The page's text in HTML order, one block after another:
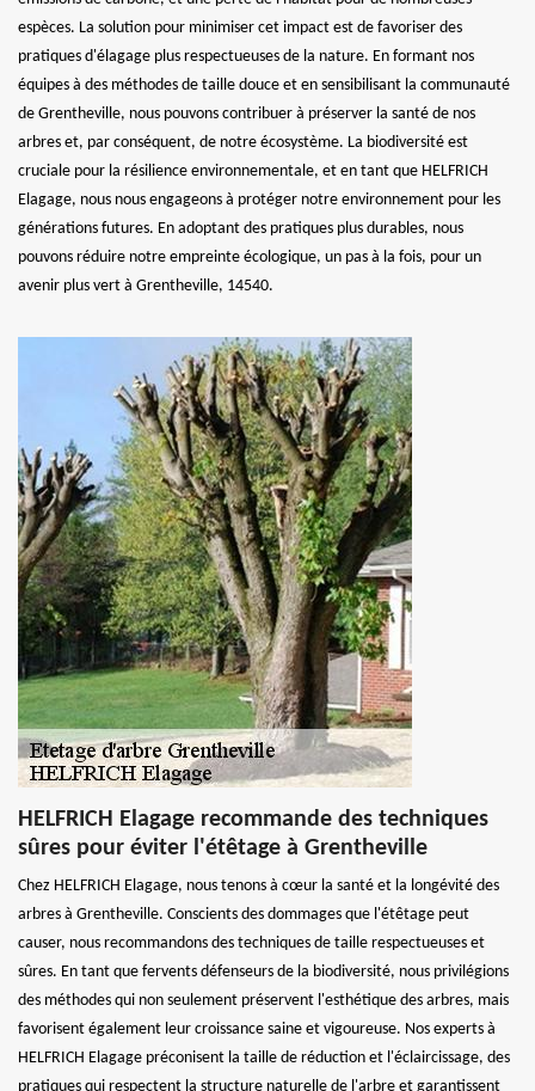
espèces. La solution pour minimiser cet impact est de favoriser des
pratiques d'élagage plus respectueuses de la nature. En formant nos
équipes à des méthodes de taille douce et en sensibilisant la communauté
de Grentheville, nous pouvons contribuer à préserver la santé de nos
arbres et, par conséquent, de notre écosystème. La biodiversité est
cruciale pour la résilience environnementale, et en tant que HELFRICH
Elagage, nous nous engageons à protéger notre environnement pour les
générations futures. En adoptant des pratiques plus durables, nous
pouvons réduire notre empreinte écologique, un pas à la fois, pour un
avenir plus vert à Grentheville, 14540.
HELFRICH Elagage recommande des techniques
sûres pour éviter l'étêtage à Grentheville
Chez HELFRICH Elagage, nous tenons à cœur la santé et la longévité des
arbres à Grentheville. Conscients des dommages que l'étêtage peut
causer, nous recommandons des techniques de taille respectueuses et
sûres. En tant que fervents défenseurs de la biodiversité, nous privilégions
des méthodes qui non seulement préservent l'esthétique des arbres, mais
favorisent également leur croissance saine et vigoureuse. Nos experts à
HELFRICH Elagage préconisent la taille de réduction et l'éclaircissage, des
pratiques qui respectent la structure naturelle de l'arbre et garantissent